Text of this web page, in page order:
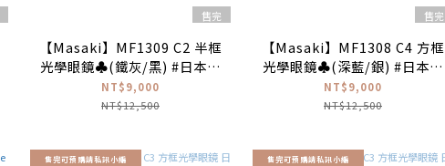
售完
【Masaki】MF1309 C2 半框
光學眼鏡♣(鐵灰/黑) #日本製
鈦金屬
NT$9,000
NT$12,500
售完
【Masaki】MF1308 C4 方框
光學眼鏡♣(深藍/銀) #日本製
鈦金屬
NT$9,000
NT$12,500
售完可預購請私訊小編 售完可預購請私訊小編